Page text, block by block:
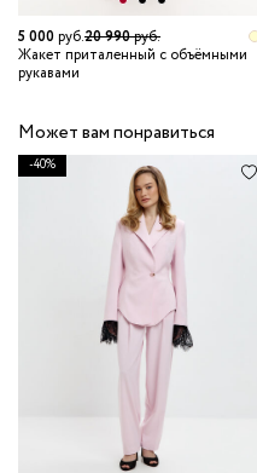
5 000руб.20 990руб.
Жакет приталенный с объёмными
рукавами
Может вам понравиться
-40%